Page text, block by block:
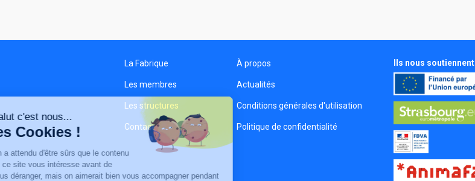
La Fabrique
Les membres
Les structures
Contact
À propos
Actualités
Conditions générales d'utilisation
Politique de confidentialité
Ils nous soutiennent
Salut c'est nous...
les Cookies !
On a attendu d'être sûrs que le contenu
de ce site vous intéresse avant de
vous déranger, mais on aimerait bien vous accompagner pendant